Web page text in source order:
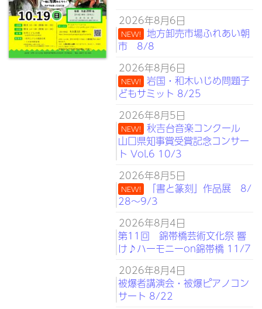
2026年8月6日
NEW! 地方卸売市場ふれあい朝
市 8/8
2026年8月6日
NEW! 岩国・和木いじめ問題子
どもサミット 8/25
2026年8月5日
NEW! 秋吉台音楽コンクール
山口県知事賞受賞記念コンサー
ト Vol.6 10/3
2026年8月5日
NEW!
「書と篆刻」作品展 8/
28～9/3
2026年8月4日
第11回 錦帯橋芸術文化祭 響
け♪ハーモニーon錦帯橋 11/7
2026年8月4日
被爆者講演会・被爆ピアノコン
サート 8/22